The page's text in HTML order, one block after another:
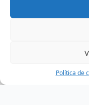
Política de
Electromaquinas
contágio -